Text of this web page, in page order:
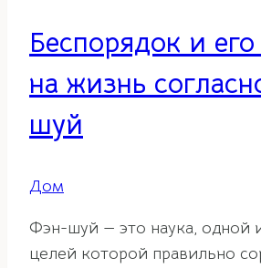
Беспорядок и
на жизнь
шуй
Дом
Фэн-шуй — это наука, одной
целей которой правильно